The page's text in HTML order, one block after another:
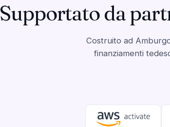
Supportato da
Costruito ad
finanziamenti